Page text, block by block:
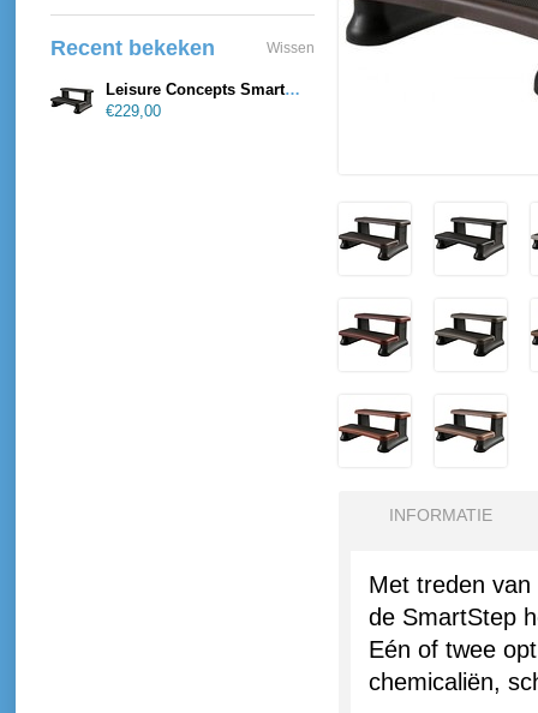
INFORMATIE
Met treden
de SmartStep
Eén of twee
chemicaliën,
Recent bekeken Wissen
Leisure Concepts SmartStep
€229,00